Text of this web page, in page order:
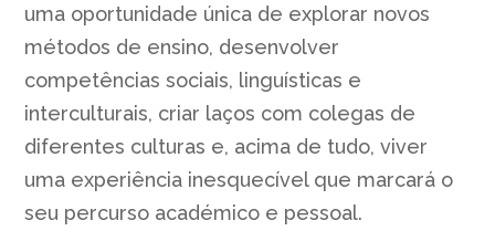
uma oportunidade única de explorar novos
métodos de ensino, desenvolver
competências sociais, linguísticas e
interculturais, criar laços com colegas de
diferentes culturas e, acima de tudo, viver
uma experiência inesquecível que marcará o
seu percurso académico e pessoal.